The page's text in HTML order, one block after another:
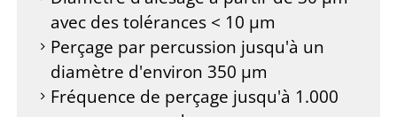
avec des tolérances < 10 µm
Perçage par percussion jusqu'à un
diamètre d'environ 350 µm
Fréquence de perçage jusqu'à 1.000